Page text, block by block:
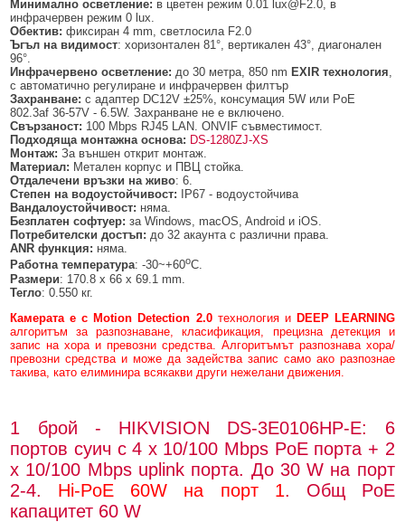
Минимално осветление: в цветен режим 0.01 lux@F2.0, в
инфрачервен режим 0 lux.
Обектив: фиксиран 4 mm, светлосила F2.0
Ъгъл на видимост: хоризонтален 81°, вертикален 43°, диагонален
96°.
Инфрачервено осветление: до 30 метра, 850 nm EXIR технология,
с автоматично регулиране и инфрачервен филтър
Захранване: с адаптер DC12V ±25%, консумация 5W или PoE
802.3af 36-57V - 6.5W. Захранване не е включено.
Свързаност: 100 Mbps RJ45 LAN. ONVIF съвместимост.
Подходяща монтажна основа: DS-1280ZJ-XS
Монтаж: За външен открит монтаж.
Материал: Метален корпус и ПВЦ стойка.
Отдалечени връзки на живо: 6.
Степен на водоустойчивост: IP67 - водоустойчива
Вандалоустойчивост: няма.
Безплатен софтуер:за Windows, macOS, Android и iOS.
Потребителски достъп: до 32 акаунта с различни права.
ANR функция: няма.
Работна температура: -30~+60оC.
Размери: 170.8 x 66 x 69.1 mm.
Тегло: 0.550 кг.
Камерата е с Motion Detection 2.0 технология и DEEP LEARNING
алгоритъм за разпознаване, класификация, прецизна детекция и
запис на хора и превозни средства. Алгоритъмът разпознава хора/
превозни средства и може да задейства запис само ако разпознае
такива, като елиминира всякакви други нежелани движения.
1 брой - HIKVISION DS-3E0106HP-E: 6
портов суич с 4 x 10/100 Mbps PoE порта + 2
x 10/100 Mbps uplink порта. До 30 W на порт
2-4. Hi-PoE 60W на порт 1. Общ PoE
капацитет 60 W